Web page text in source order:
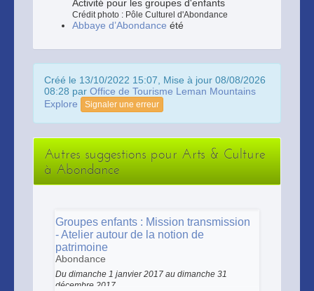
Activité pour les groupes d'enfants
Crédit photo : Pôle Culturel d'Abondance
Abbaye d’Abondance été
Créé le 13/10/2022 15:07, Mise à jour 08/08/2026
08:28 par Office de Tourisme Leman Mountains
Explore
Signaler une erreur
Autres suggestions pour Arts & Culture
à Abondance
Groupes enfants : Mission transmission
- Atelier autour de la notion de
patrimoine
Abondance
Du dimanche 1 janvier 2017 au dimanche 31
décembre 2017